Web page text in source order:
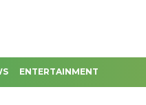
ENTERTAINMENT